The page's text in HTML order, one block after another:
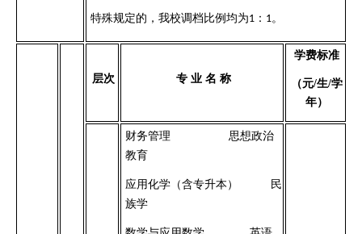
特殊规定的，我校调档比例均为1： 1。
层次 专 业 名 称
学费标准
（元/生/学
年）
财务管理
思想政治
教育
应用化学（含专升本）
民
族学